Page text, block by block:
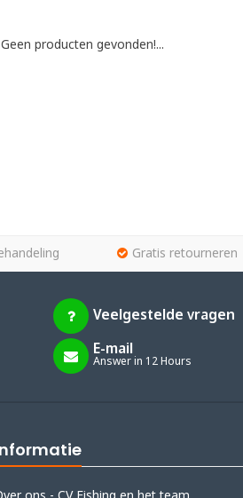
Geen producten gevonden!...
Gratis retourneren
Veelgestelde vragen
E-mail
Answer in 12 Hours